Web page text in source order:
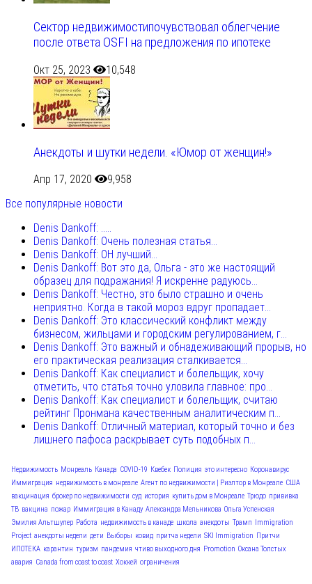
Сектор недвижимостипочувствовал облегчение
после ответа OSFI на предложения по ипотеке
Окт 25, 2023 10,548
Анекдоты и шутки недели. «Юмор от женщин!»
Апр 17, 2020
9,958
Все популярные новости
Denis Dankoff: .....
Denis Dankoff: Очень полезная статья...
Denis Dankoff: ОН лучший...
Denis Dankoff: Вот это да, Ольга - это же настоящий
образец для подражания! Я искренне радуюсь...
Denis Dankoff: Честно, это было страшно и очень
неприятно. Когда в такой мороз вдруг пропадает...
Denis Dankoff: Это классический конфликт между
бизнесом, жильцами и городским регулированием, г...
Denis Dankoff: Это важный и обнадеживающий прорыв, но
его практическая реализация сталкивается...
Denis Dankoff: Как специалист и болельщик, хочу
отметить, что статья точно уловила главное: про...
Denis Dankoff: Как специалист и болельщик, считаю
рейтинг Пронмана качественным аналитическим п...
Denis Dankoff: Отличный материал, который точно и без
лишнего пафоса раскрывает суть подобных п...
Недвижимость Монреаль Канада COVID-19 Квебек Полиция это интересно Коронавирус
Иммиграция недвижимость в монреале Агент по недвижимости | Риэлтор в Монреале США
вакцинация брокер по недвижимости суд история купить дом в Монреале Трюдо прививка
ТВ вакцина пожар Иммиграция в Канаду Александра Мельникова Ольга Успенская
Эмилия Альтшулер Работа недвижимость в канаде школа анекдоты Трамп
Immigration
Project анекдоты недели дети Выборы ковид притча недели SKI Immigration Притчи
ИПОТЕКА карантин туризм пандемия чтиво выходного дня Promotion Оксана Толстых
авария Canada from coast to coast Хоккей ограничения